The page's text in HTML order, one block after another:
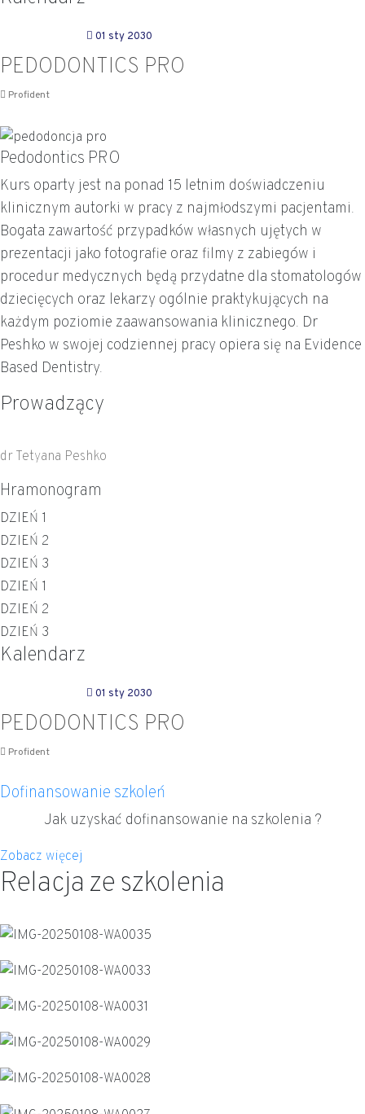
01 sty 2030
PEDODONTICS PRO
Profident
Pedodontics PRO
Kurs oparty jest na ponad 15 letnim doświadczeniu
klinicznym autorki w pracy z najmłodszymi pacjentami.
Bogata zawartość przypadków własnych ujętych w
prezentacji jako fotografie oraz filmy z zabiegów i
procedur medycznych będą przydatne dla stomatologów
dziecięcych oraz lekarzy ogólnie praktykujących na
każdym poziomie zaawansowania klinicznego. Dr
Peshko w swojej codziennej pracy opiera się na Evidence
Based Dentistry.
Prowadzący
dr Tetyana Peshko
Hramonogram
DZIEŃ 1
DZIEŃ 2
DZIEŃ 3
DZIEŃ 1
DZIEŃ 2
DZIEŃ 3
Kalendarz
01 sty 2030
PEDODONTICS PRO
Profident
Dofinansowanie szkoleń
Jak uzyskać dofinansowanie na szkolenia ?
Zobacz więcej
Relacja ze szkolenia